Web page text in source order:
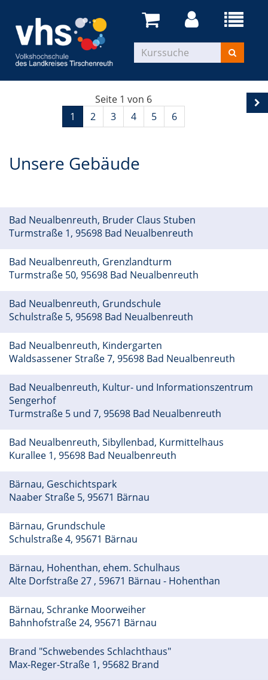
Seite 1 von 6
1
2 3 4 5 6
Unsere Gebäude
Bad Neualbenreuth, Bruder Claus Stuben
Turmstraße 1, 95698 Bad Neualbenreuth
Bad Neualbenreuth, Grenzlandturm
Turmstraße 50, 95698 Bad Neualbenreuth
Bad Neualbenreuth, Grundschule
Schulstraße 5, 95698 Bad Neualbenreuth
Bad Neualbenreuth, Kindergarten
Waldsassener Straße 7, 95698 Bad Neualbenreuth
Bad Neualbenreuth, Kultur- und Informationszentrum
Sengerhof
Turmstraße 5 und 7, 95698 Bad Neualbenreuth
Bad Neualbenreuth, Sibyllenbad, Kurmittelhaus
Kurallee 1, 95698 Bad Neualbenreuth
Bärnau, Geschichtspark
Naaber Straße 5, 95671 Bärnau
Bärnau, Grundschule
Schulstraße 4, 95671 Bärnau
Bärnau, Hohenthan, ehem. Schulhaus
Alte Dorfstraße 27 , 59671 Bärnau - Hohenthan
Bärnau, Schranke Moorweiher
Bahnhofstraße 24, 95671 Bärnau
Brand "Schwebendes Schlachthaus"
Max-Reger-Straße 1, 95682 Brand